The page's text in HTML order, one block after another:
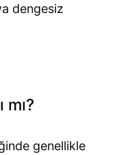
dengesiz
genellikle